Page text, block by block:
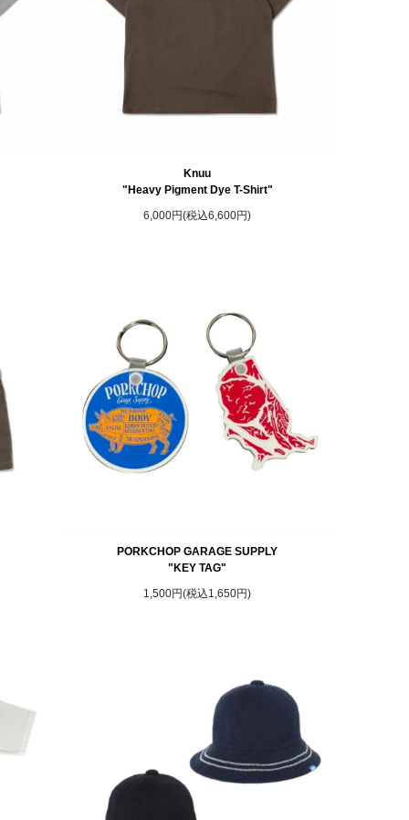
Knuu
"Heavy Pigment Dye T-Shirt"
6,000円(税込6,600円)
PORKCHOP GARAGE SUPPLY
"KEY TAG"
1,500円(税込1,650円)